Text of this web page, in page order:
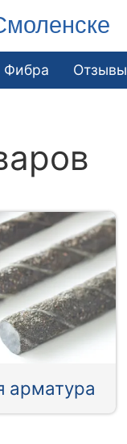
Фибра Отзывы
арматура